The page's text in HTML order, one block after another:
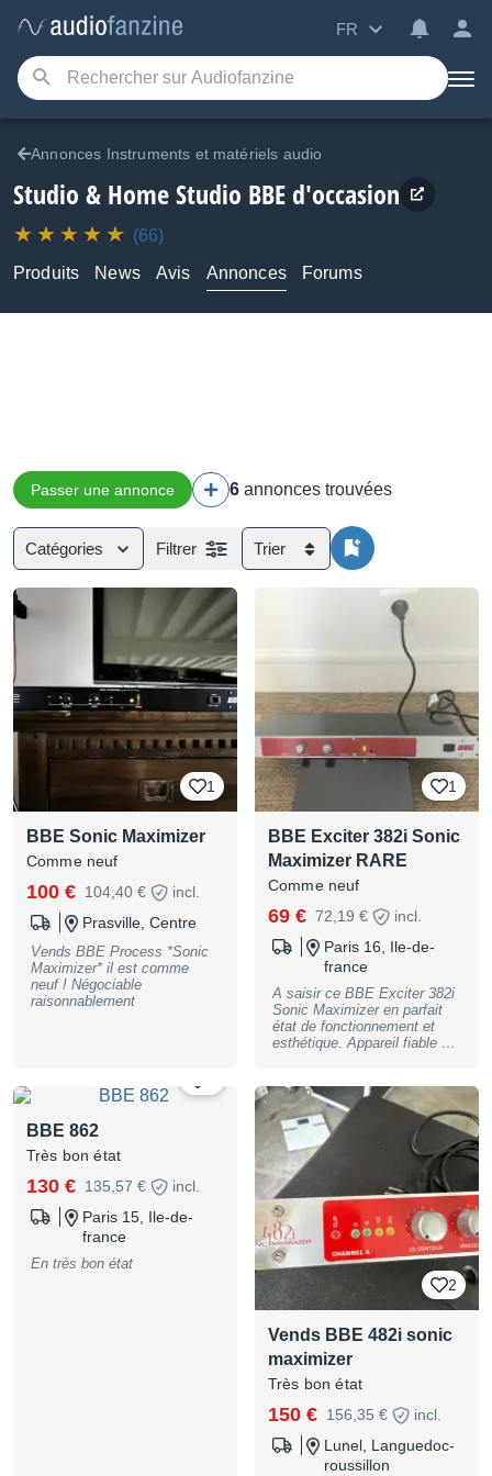
FR
Annonces Instruments et matériels audio
Studio & Home Studio BBE d'occasion
(66)
Produits
News Avis Annonces Forums
Passer une annonce 6 annonces trouvées
Catégories Filtrer Trier
1
BBE Sonic Maximizer
Comme neuf
100 € 104,40 €
incl.
Prasville, Centre
Vends BBE Process *Sonic
Maximizer* il est comme
neuf ! Négociable
raisonnablement
1
BBE Exciter 382i Sonic
Maximizer RARE
Comme neuf
69 € 72,19 €
incl.
Paris 16, Ile-de-
france
A saisir ce BBE Exciter 382i
Sonic Maximizer en parfait
état de fonctionnement et
esthétique. Appareil fiable et
professionnelles. Doté de
deux canaux et d'une
technologie analogique, cet
excitateur/amplificateur offre
un enrichissement
harmonique pour un son plus
soigné et plus vivant en
combinant égalisation et
compression/expansion)
dans un format plus intuitif.
Ce modèle entièrement
analogique vous permet de
colorer votre musique, que ce
soit sur scène ou en studio,
d'utilisation optimale grâce à
ses commandes stéréo
dynamique (headroom) de
+20 dB et des potentiomètres
« Contour » et « Process »
faciles à utiliser, le 382i ​​
constitue la solution la plus
simple pour profiter de la
BBE 862
Très bon état
130 € 135,57 €
incl.
Paris 15, Ile-de-
france
En très bon état
2
Vends BBE 482i sonic
maximizer
Très bon état
150 € 156,35 €
incl.
Lunel, Languedoc-
roussillon